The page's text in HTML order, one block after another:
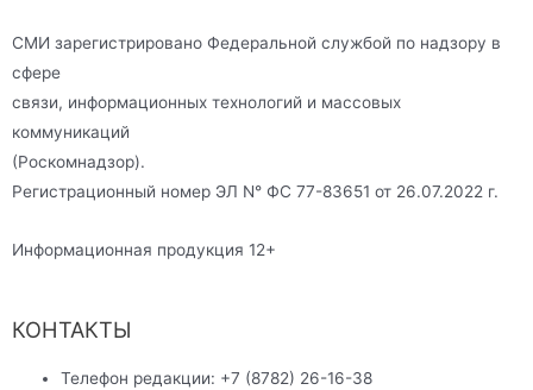
СМИ зарегистрировано Федеральной службой по надзору в
сфере
связи, информационных технологий и массовых
коммуникаций
(Роскомнадзор).
Регистрационный номер ЭЛ N° ФС 77-83651 от 26.07.2022 г.
Информационная продукция 12+
КОНТАКТЫ
Телефон редакции: +7 (8782) 26-16-38